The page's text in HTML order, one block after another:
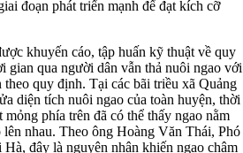
đoạn phát triển mạnh để đạt kích cỡ
khuyến cáo, tập huấn kỹ thuật về quy
gian qua người dân vẫn thả nuôi ngao với
theo quy định. Tại các bãi triều xã Quảng
diện tích nuôi ngao của toàn huyện, thời
phía trên đã có thể thấy ngao nằm
lên nhau. Theo ông Hoàng Văn Thái, Phó
đây là nguyên nhân khiến ngao chậm